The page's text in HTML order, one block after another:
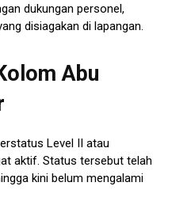
dukungan personel,
disiagakan di lapangan.
Abu
Level II atau
aktif. Status tersebut telah
kini belum mengalami